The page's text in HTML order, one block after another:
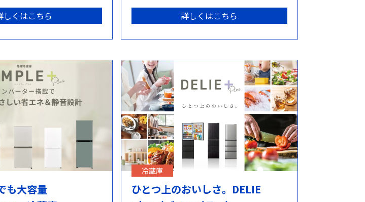
しくはこちら 詳しくはこちら
も大容量
冷蔵庫
ひとつ上のおいしさ。DELIE